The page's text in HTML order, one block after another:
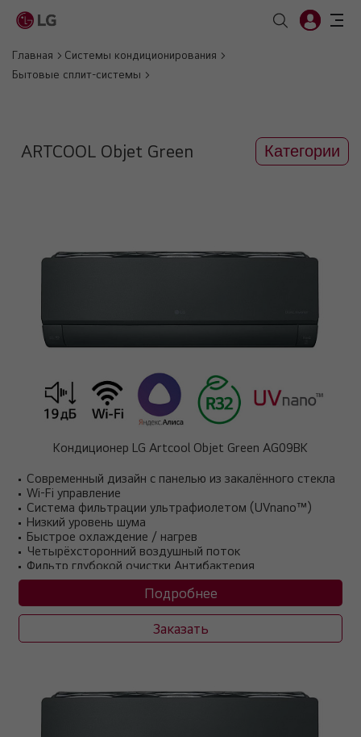
Главная
Системы кондиционирования
Бытовые сплит-системы
ARTCOOL Objet Green Категории
Кондиционер LG Artcool Objet Green AG09BK
Современный дизайн с панелью из закалённого стекла
Wi-Fi управление
Система фильтрации ультрафиолетом (UVnano™)
Низкий уровень шума
Быстрое охлаждение / нагрев
Четырёхсторонний воздушный поток
Фильтр глубокой очистки Антибактерия
Система автоочистки
Система фильтрации Plasmaster Ioniser
Скрытый дисплей
Подробнее
Заказать